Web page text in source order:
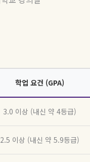
학업 요건 (GPA)
3.0 이상 (내신 약 4등급)
2.5 이상 (내신 약 5.9등급)